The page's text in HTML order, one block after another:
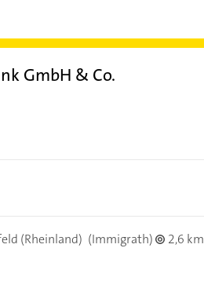
GmbH & Co.
(Rheinland) (Immigrath)
2,6 km